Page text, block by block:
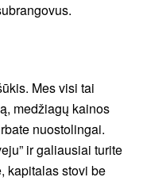
Mes visi tai
medžiagų kainos
nuostolingai.
ir galiausiai turite
kapitalas stovi be